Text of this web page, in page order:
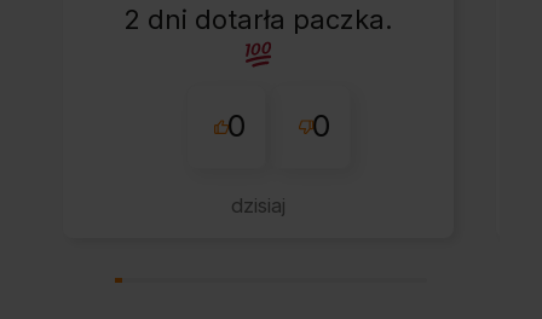
2 dni dotarła paczka.
0 0
dzisiaj